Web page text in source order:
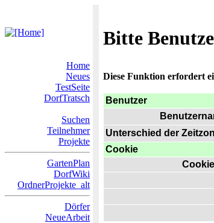
Bitte
Home
Neues
TestSeite
DorfTratsch
Suchen
Teilnehmer
Projekte
GartenPlan
DorfWiki
OrdnerProjekte_alt
Dörfer
NeueArbeit
Diese Funktion erfordert
Benutzer
Unterschied der
Cookie